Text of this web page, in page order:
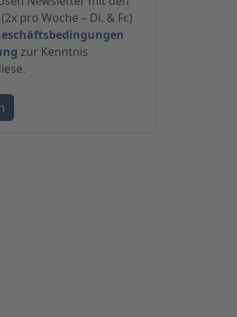
pro Woche – Di. & Fr.)
zur Kenntnis